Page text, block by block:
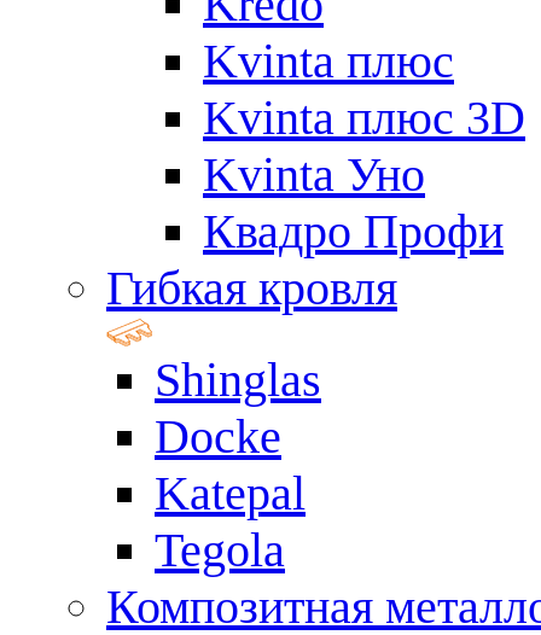
Kvinta плюс
Kvinta плюс 3D
Kvinta Уно
Квадро Профи
Гибкая кровля
Shinglas
Docke
Katepal
Tegola
Композитная